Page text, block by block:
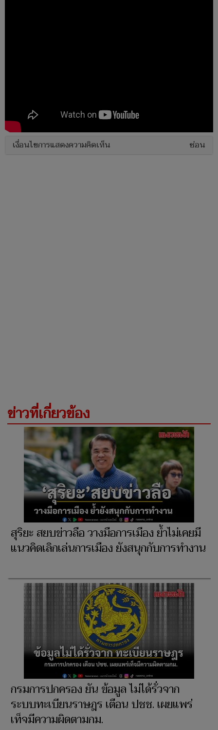
เงื่อนไขการแสดงความคิดเห็น ซ่อน
ข่าวที่เกี่ยวข้อง
สุริยะ สยบข่าวลือ วางมือการเมือง ย้ำไม่เคยมี
แนวคิดเลิกเล่นการเมือง ยังสนุกกับการทำงาน
กรมการปกครอง ยัน ข้อมูล ไม่ได้รั่วจาก
ระบบทะเบียนราษฎร เตือน ปชช. เผยแพร่
เท็จมีความผิดตามกม.